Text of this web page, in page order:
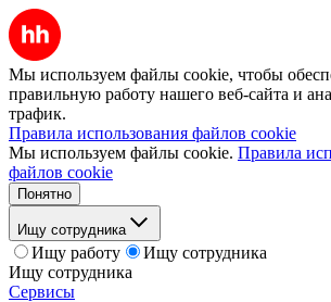
Мы используем файлы cookie, чтобы
правильную работу нашего веб-сайта и
трафик.
Правила использования файлов cookie
Мы используем файлы cookie. Правила
файлов cookie
Понятно
Ищу сотрудника
Ищу работу
Ищу сотрудника
Ищу сотрудника
Сервисы